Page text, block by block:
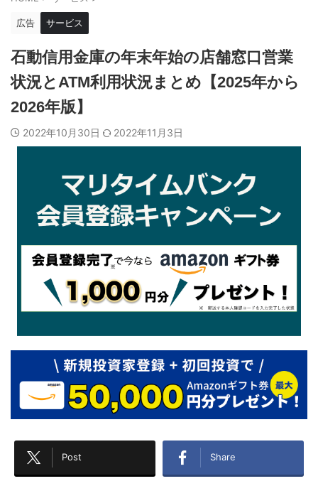
広告 サービス
石動信用金庫の年末年始の店舗窓口営業
状況とATM利用状況まとめ【2025年から
2026年版】
2022年10月30日 2022年11月3日
Post Share